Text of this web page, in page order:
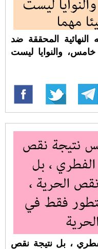
المحققة ضد
والنوايا ليست
، بل نتيجة نقص